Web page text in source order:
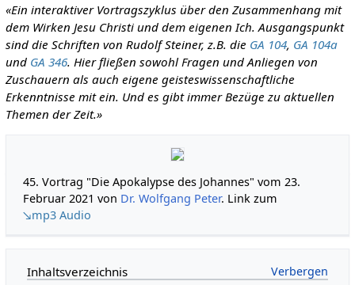
«Ein interaktiver Vortragszyklus über den Zusammenhang mit
dem Wirken Jesu Christi und dem eigenen Ich. Ausgangspunkt
sind die Schriften von Rudolf Steiner, z.B. die GA 104, GA 104a
und GA 346. Hier fließen sowohl Fragen und Anliegen von
Zuschauern als auch eigene geisteswissenschaftliche
Erkenntnisse mit ein. Und es gibt immer Bezüge zu aktuellen
Themen der Zeit.»
45. Vortrag "Die Apokalypse des Johannes" vom 23.
Februar 2021 von Dr. Wolfgang Peter. Link zum
↘mp3 Audio
Inhaltsverzeichnis